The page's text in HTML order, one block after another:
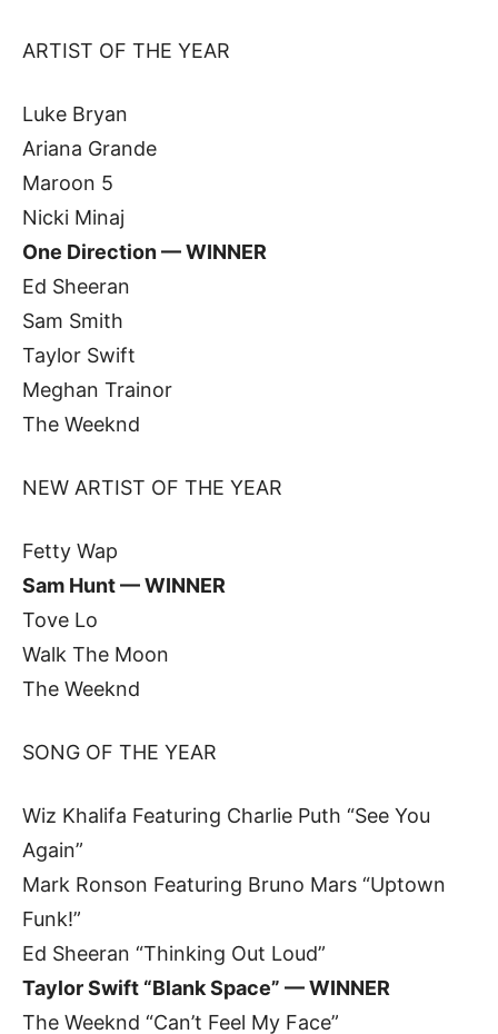
ARTIST OF THE YEAR
Luke Bryan
Ariana Grande
Maroon 5
Nicki Minaj
One Direction — WINNER
Ed Sheeran
Sam Smith
Taylor Swift
Meghan Trainor
The Weeknd
NEW ARTIST OF THE YEAR
Fetty Wap
Sam Hunt — WINNER
Tove Lo
Walk The Moon
The Weeknd
SONG OF THE YEAR
Wiz Khalifa Featuring Charlie Puth “See You
Again”
Mark Ronson Featuring Bruno Mars “Uptown
Funk!”
Ed Sheeran “Thinking Out Loud”
Taylor Swift “Blank Space” — WINNER
The Weeknd “Can’t Feel My Face”